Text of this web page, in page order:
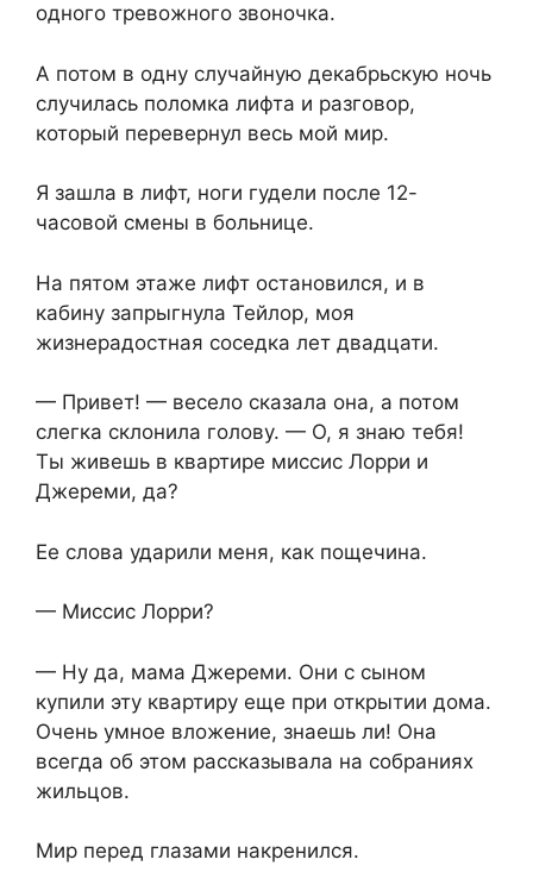
одного тревожного звоночка.
А потом в одну случайную декабрьскую ночь
случилась поломка лифта и разговор,
который перевернул весь мой мир.
Я зашла в лифт, ноги гудели после 12-
часовой смены в больнице.
На пятом этаже лифт остановился, и в
кабину запрыгнула Тейлор, моя
жизнерадостная соседка лет двадцати.
— Привет! — весело сказала она, а потом
слегка склонила голову. — О, я знаю тебя!
Ты живешь в квартире миссис Лорри и
Джереми, да?
Ее слова ударили меня, как пощечина.
— Миссис Лорри?
— Ну да, мама Джереми. Они с сыном
купили эту квартиру еще при открытии дома.
Очень умное вложение, знаешь ли! Она
всегда об этом рассказывала на собраниях
жильцов.
Мир перед глазами накренился.